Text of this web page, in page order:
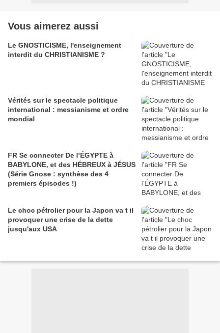
Vous aimerez aussi
Le GNOSTICISME, l'enseignement
interdit du CHRISTIANISME ?
Vérités sur le spectacle politique
international : messianisme et ordre
mondial
FR Se connecter De l’ÉGYPTE à
BABYLONE, et des HÉBREUX à JÉSUS
(Série Gnose : synthèse des 4
premiers épisodes !)
Le choc pétrolier pour la Japon va t il
provoquer une crise de la dette
jusqu'aux USA